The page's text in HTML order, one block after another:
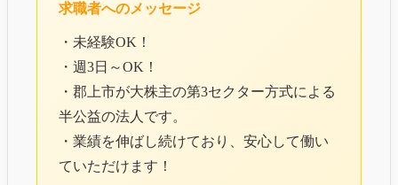
求職者へのメッセージ
・未経験OK！
・週3日～OK！
・郡上市が大株主の第3セクター方式による
半公益の法人です。
・業績を伸ばし続けており、安心して働い
ていただけます！